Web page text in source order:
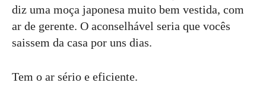
diz uma moça japonesa muito bem vestida, com
ar de gerente. O aconselhável seria que vocês
saissem da casa por uns dias.
Tem o ar sério e eficiente.